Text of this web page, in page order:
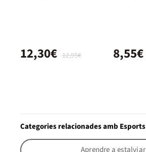
12,95€
12,30€ 8,55€
Categories relacionades amb Esports
Aprendre a estalviar